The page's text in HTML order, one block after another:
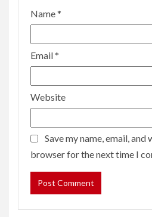
Name*
Email*
Website
Save my name, email, and
browser for the next time I